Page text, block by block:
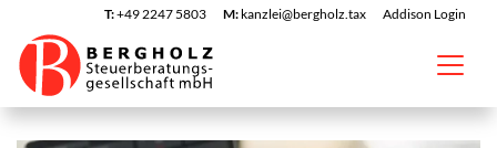
T:+49 2247 5803 M:kanzlei@bergholz.tax Addison Login